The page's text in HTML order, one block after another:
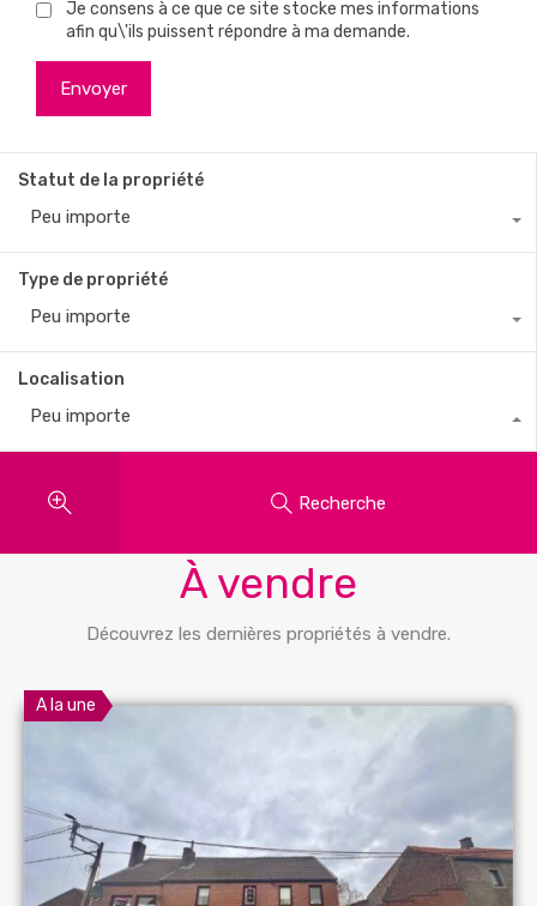
Je consens à ce que ce site stocke mes informations
afin qu\'ils puissent répondre à ma demande.
Statut de la propriété
Peu importe
Type de propriété
Peu importe
Localisation
Peu importe
Recherche
À vendre
Découvrez les dernières propriétés à vendre.
A la une